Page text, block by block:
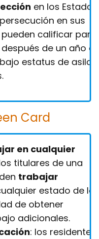
en los Estados
en sus
calificar para
después de un año
estatus de asilo
Card
en cualquier
titulares de una
trabajar
estado de los
de obtener
adicionales.
: los residentes